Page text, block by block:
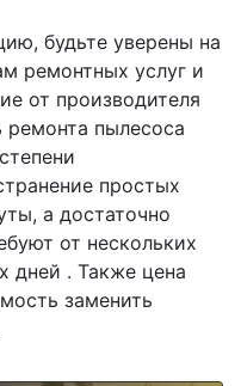
будьте уверены на
ремонтных услуг и
от производителя
пылесоса
простых
а достаточно
от нескольких
дней . Также цена
заменить